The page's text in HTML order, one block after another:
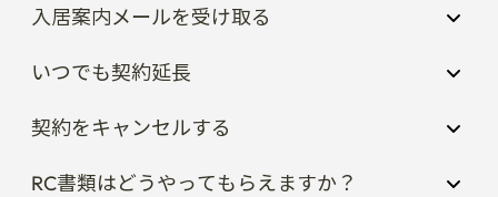
入居案内メールを受け取る
いつでも契約延長
契約をキャンセルする
RC書類はどうやってもらえますか？